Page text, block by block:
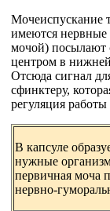
Мочеиспускание
имеются нервные
мочой) посылают
центром в
Отсюда сигнал
сфинктеру,
регуляция
В капсуле
нужные
первичная моча
нервно-